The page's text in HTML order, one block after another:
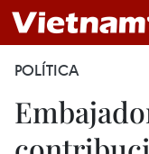
POLÍTICA